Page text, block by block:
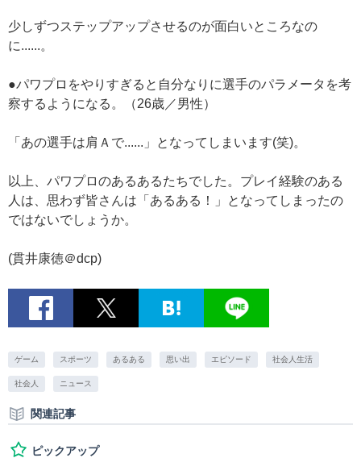
少しずつステップアップさせるのが面白いところなの
に......。
●パワプロをやりすぎると自分なりに選手のパラメータを考
察するようになる。（26歳／男性）
「あの選手は肩Ａで......」となってしまいます(笑)。
以上、パワプロのあるあるたちでした。プレイ経験のある
人は、思わず皆さんは「あるある！」となってしまったの
ではないでしょうか。
(貫井康徳＠dcp)
ゲーム スポーツ あるある 思い出 エピソード 社会人生活
社会人 ニュース
関連記事
ピックアップ